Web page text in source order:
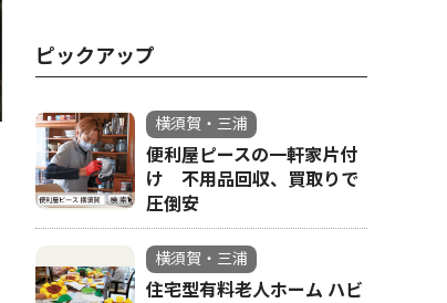
ピックアップ
横須賀・三浦
便利屋ピースの一軒家片付
け 不用品回収、買取りで
圧倒安
横須賀・三浦
住宅型有料老人ホーム ハビ